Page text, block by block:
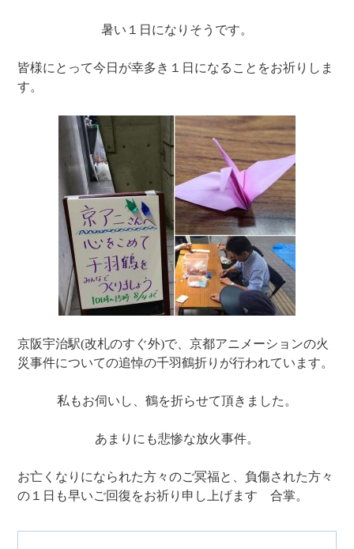
暑い１日になりそうです。
皆様にとって今日が幸多き１日になることをお祈りしま
す。
京阪宇治駅(改札のすぐ外)で、京都アニメーションの火
災事件についての追悼の千羽鶴折りが行われています。
私もお伺いし、鶴を折らせて頂きました。
あまりにも悲惨な放火事件。
お亡くなりになられた方々のご冥福と、負傷された方々
の１日も早いご回復をお祈り申し上げます 合掌。